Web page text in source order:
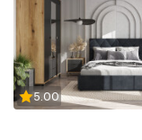
5.00